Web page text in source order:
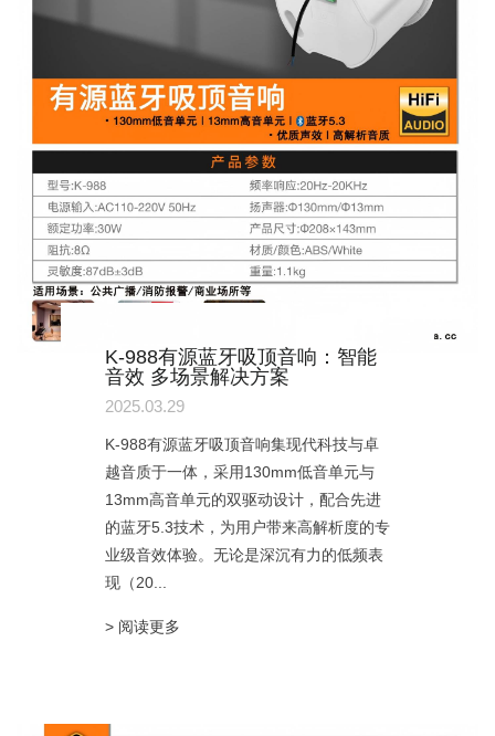
K-988有源蓝牙吸顶音响：智能
音效 多场景解决方案
2025.03.29
K-988有源蓝牙吸顶音响集现代科技与卓
越音质于一体，采用130mm低音单元与
13mm高音单元的双驱动设计，配合先进
的蓝牙5.3技术，为用户带来高解析度的专
业级音效体验。无论是深沉有力的低频表
现（20...
> 阅读更多